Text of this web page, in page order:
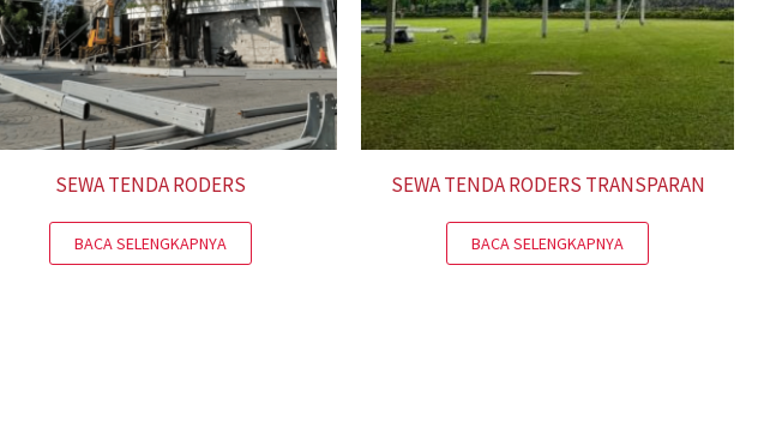
SEWA TENDA RODERS
BACA SELENGKAPNYA
SEWA TENDA RODERS TRANSPARAN
BACA SELENGKAPNYA